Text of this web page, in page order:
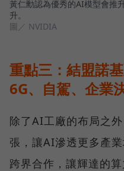
黃仁勳認為優秀的AI模型會推
升。
圖／ NVIDIA
重點三：結盟諾
6G、自駕、企業
除了AI工廠的布局之
張，讓AI滲透更多產
跨界合作，讓輝達的